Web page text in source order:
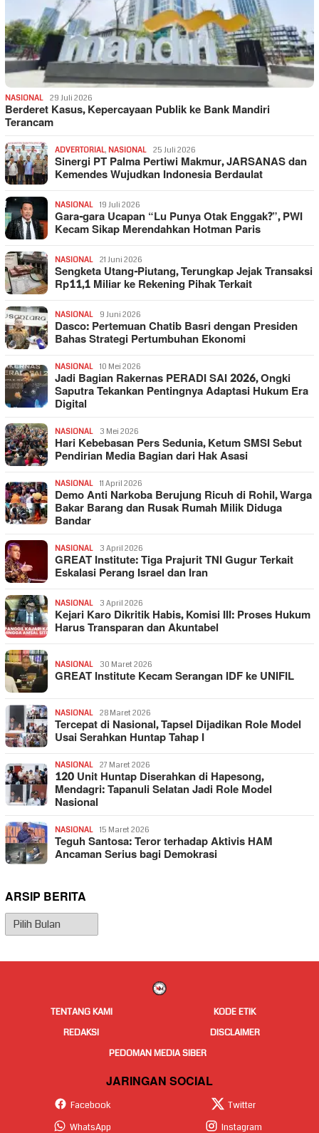
NASIONAL 29 Juli 2026
Berderet Kasus, Kepercayaan Publik ke Bank Mandiri
Terancam
ADVERTORIAL, NASIONAL 25 Juli 2026
Sinergi PT Palma Pertiwi Makmur, JARSANAS dan
Kemendes Wujudkan Indonesia Berdaulat
NASIONAL 19 Juli 2026
Gara-gara Ucapan “Lu Punya Otak Enggak?”, PWI
Kecam Sikap Merendahkan Hotman Paris
NASIONAL 21 Juni 2026
Sengketa Utang-Piutang, Terungkap Jejak Transaksi
Rp11,1 Miliar ke Rekening Pihak Terkait
NASIONAL 9 Juni 2026
Dasco: Pertemuan Chatib Basri dengan Presiden
Bahas Strategi Pertumbuhan Ekonomi
NASIONAL 10 Mei 2026
Jadi Bagian Rakernas PERADI SAI 2026, Ongki
Saputra Tekankan Pentingnya Adaptasi Hukum Era
Digital
NASIONAL 3 Mei 2026
Hari Kebebasan Pers Sedunia, Ketum SMSI Sebut
Pendirian Media Bagian dari Hak Asasi
NASIONAL 11 April 2026
Demo Anti Narkoba Berujung Ricuh di Rohil, Warga
Bakar Barang dan Rusak Rumah Milik Diduga
Bandar
NASIONAL 3 April 2026
GREAT Institute: Tiga Prajurit TNI Gugur Terkait
Eskalasi Perang Israel dan Iran
NASIONAL 3 April 2026
Kejari Karo Dikritik Habis, Komisi III: Proses Hukum
Harus Transparan dan Akuntabel
NASIONAL 30 Maret 2026
GREAT Institute Kecam Serangan IDF ke UNIFIL
NASIONAL 28 Maret 2026
Tercepat di Nasional, Tapsel Dijadikan Role Model
Usai Serahkan Huntap Tahap I
NASIONAL 27 Maret 2026
120 Unit Huntap Diserahkan di Hapesong,
Mendagri: Tapanuli Selatan Jadi Role Model
Nasional
NASIONAL 15 Maret 2026
Teguh Santosa: Teror terhadap Aktivis HAM
Ancaman Serius bagi Demokrasi
ARSIP BERITA
Arsip
Berita
TENTANG KAMI
KODE ETIK
REDAKSI
DISCLAIMER
PEDOMAN MEDIA SIBER
JARINGAN SOCIAL
Facebook
Twitter
WhatsApp
Instagram